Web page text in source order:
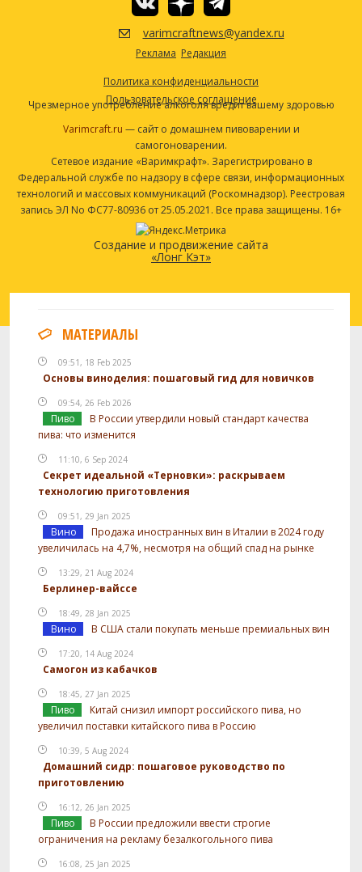
varimcraftnews@yandex.ru
Реклама Редакция
Политика конфиденциальности
Пользовательское соглашение
Чрезмерное употребление алкоголя вредит вашему здоровью
Varimcraft.ru — сайт о домашнем пивоварении и
самогоноварении.
Сетевое издание «Варимкрафт». Зарегистрировано в
Федеральной службе по надзору в сфере связи, информационных
технологий и массовых коммуникаций (Роскомнадзор). Реестровая
запись ЭЛ No ФС77-80936 от 25.05.2021. Все права защищены. 16+
Создание и продвижение сайта
«Лонг Кэт»
МАТЕРИАЛЫ
09:51, 18 Feb 2025
Основы виноделия: пошаговый гид для новичков
09:54, 26 Feb 2026
Пиво
В России утвердили новый стандарт качества
пива: что изменится
11:10, 6 Sep 2024
Секрет идеальной «Терновки»: раскрываем
технологию приготовления
09:51, 29 Jan 2025
Вино
Продажа иностранных вин в Италии в 2024 году
увеличилась на 4,7%, несмотря на общий спад на рынке
13:29, 21 Aug 2024
Берлинер-вайссе
18:49, 28 Jan 2025
Вино В США стали покупать меньше премиальных вин
17:20, 14 Aug 2024
Самогон из кабачков
18:45, 27 Jan 2025
Пиво
Китай снизил импорт российского пива, но
увеличил поставки китайского пива в Россию
10:39, 5 Aug 2024
Домашний сидр: пошаговое руководство по
приготовлению
16:12, 26 Jan 2025
Пиво
В России предложили ввести строгие
ограничения на рекламу безалкогольного пива
16:08, 25 Jan 2025